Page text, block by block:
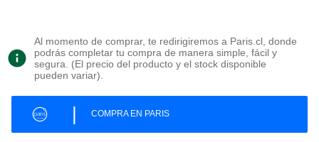
Al momento de comprar, te redirigiremos a Paris.cl, donde
podrás completar tu compra de manera simple, fácil y
segura. (El precio del producto y el stock disponible
pueden variar).
| COMPRA EN PARIS